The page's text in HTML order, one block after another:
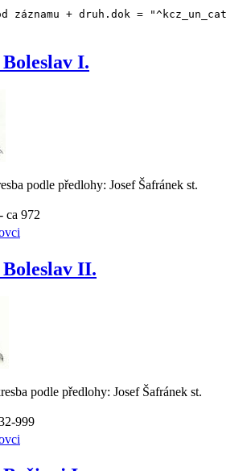
záznamu + druh.dok = "^kcz_un_cat
I.
podle předlohy: Josef Šafránek st.
ca 972
II.
podle předlohy: Josef Šafránek st.
999